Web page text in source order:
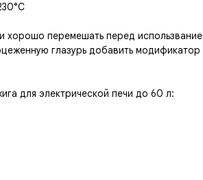
хорошо перемешать перед
глазурь добавить модификатор
для электрической печи до 60 л: